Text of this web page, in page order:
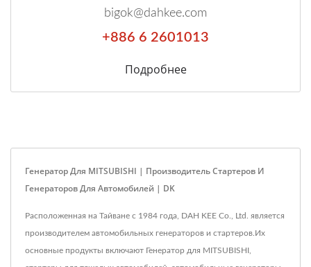
bigok@dahkee.com
+886 6 2601013
Подробнее
Генератор Для MITSUBISHI | Производитель Стартеров И
Генераторов Для Автомобилей | DK
Расположенная на Тайване с 1984 года, DAH KEE Co., Ltd. является
производителем автомобильных генераторов и стартеров.Их
основные продукты включают Генератор для MITSUBISHI,